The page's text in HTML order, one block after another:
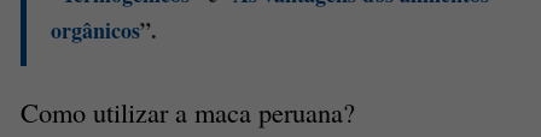
orgânicos”.
Como utilizar a maca peruana?